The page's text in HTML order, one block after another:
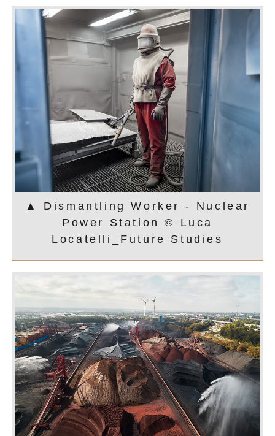
▲ Dismantling Worker - Nuclear
Power Station © Luca
Locatelli_Future Studies